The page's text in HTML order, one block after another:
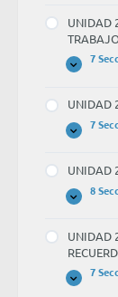
EL
MUNDO
INTERNET
UNIDAD
Expandir
UNIDAD
UNA
DE
7
UNIDAD
Expandir
UNIDAD
PISO
7
UNIDAD
Expandir
UNIDAD
NOS
VAMOS
VIAJE
8
UNIDAD
Expandir
UNIDAD
7